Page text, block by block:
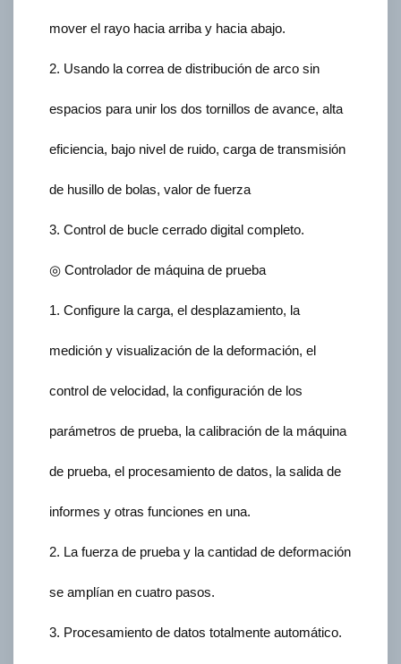
mover el rayo hacia arriba y hacia abajo.
2. Usando la correa de distribución de arco sin
espacios para unir los dos tornillos de avance, alta
eficiencia, bajo nivel de ruido, carga de transmisión
de husillo de bolas, valor de fuerza
3. Control de bucle cerrado digital completo.
◎ Controlador de máquina de prueba
1. Configure la carga, el desplazamiento, la
medición y visualización de la deformación, el
control de velocidad, la configuración de los
parámetros de prueba, la calibración de la máquina
de prueba, el procesamiento de datos, la salida de
informes y otras funciones en una.
2. La fuerza de prueba y la cantidad de deformación
se amplían en cuatro pasos.
3. Procesamiento de datos totalmente automático.